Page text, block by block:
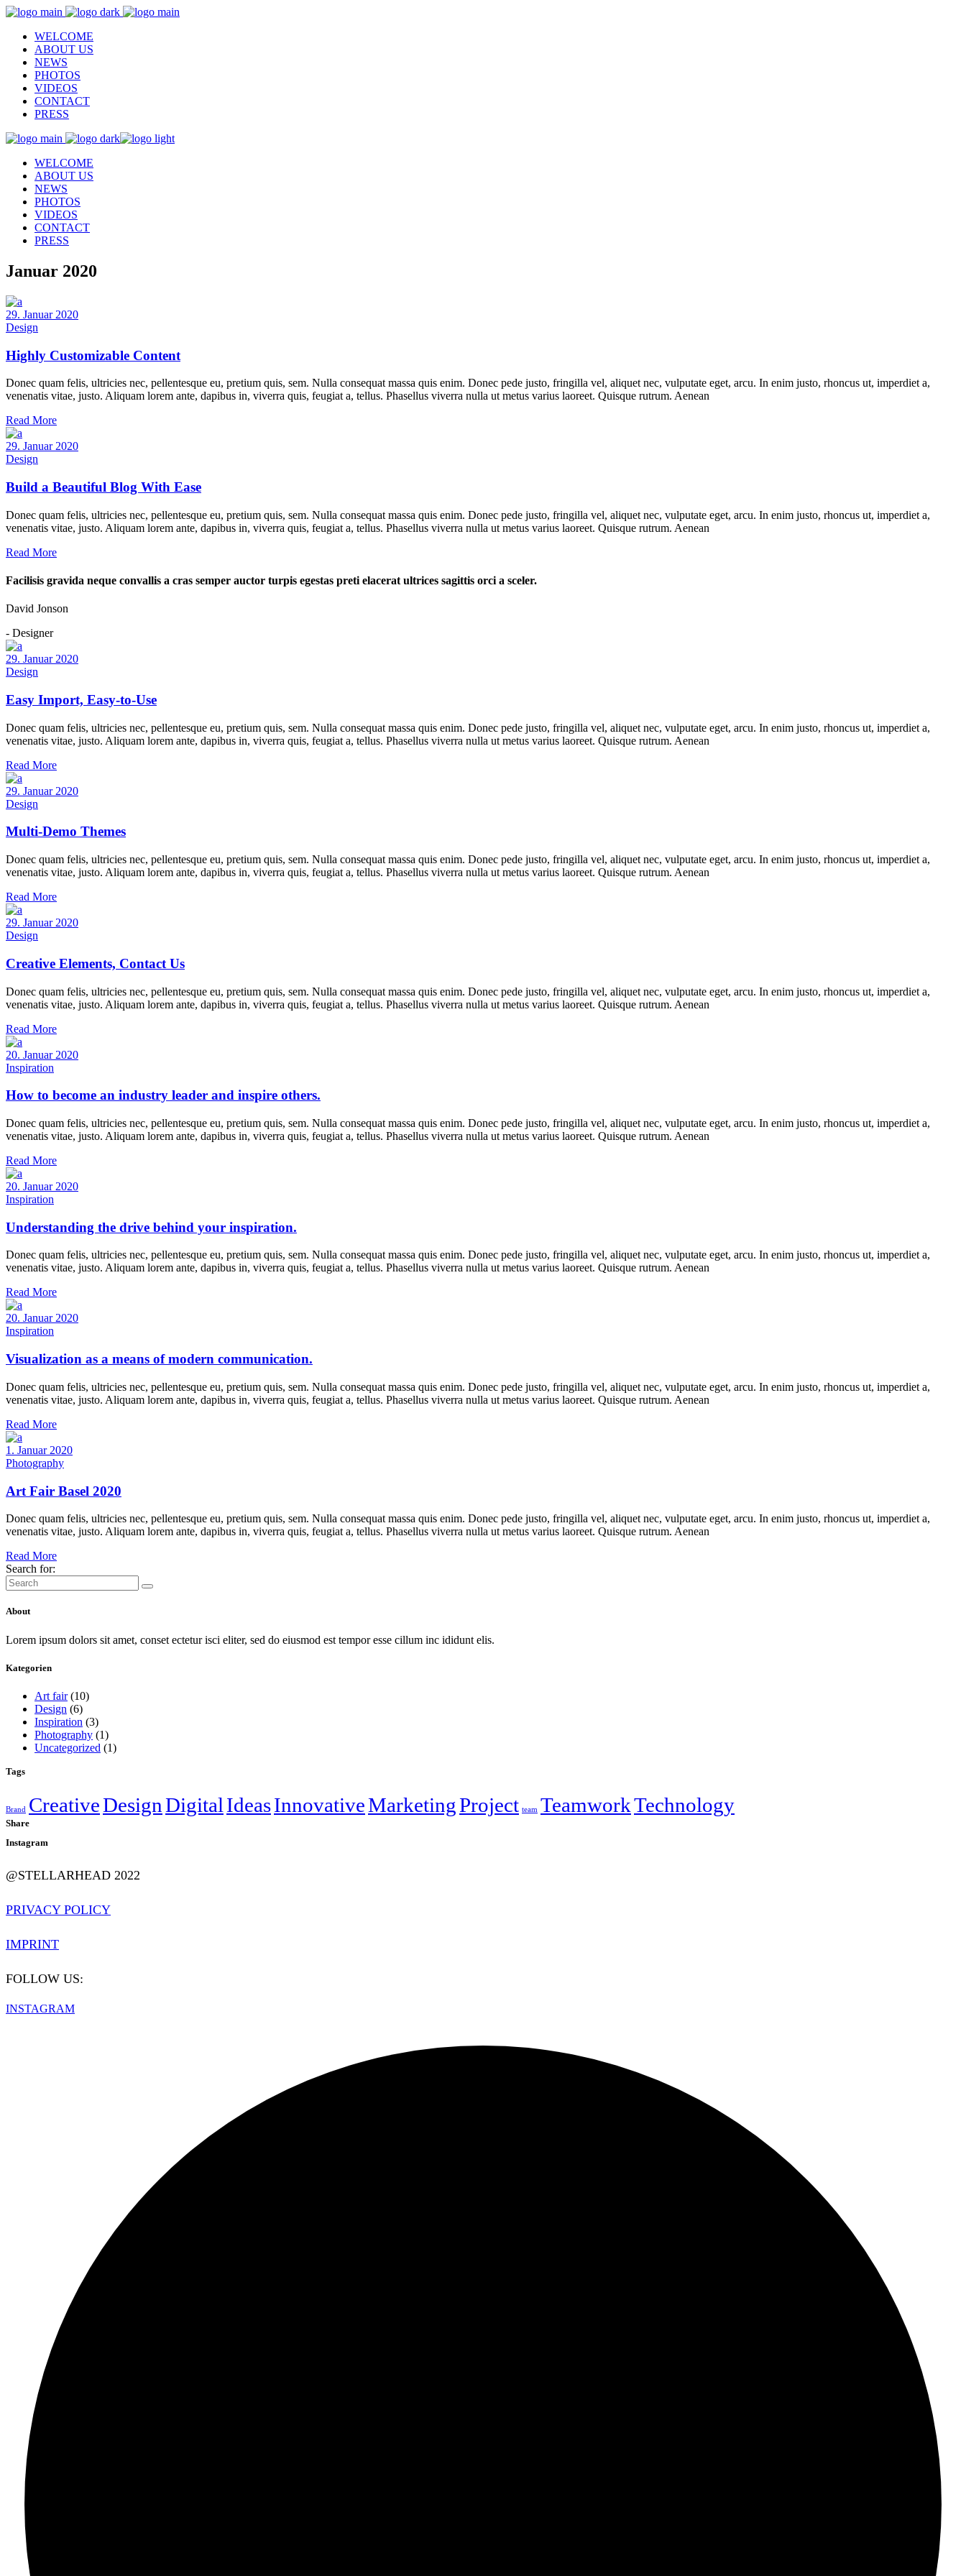
WELCOME
ABOUT US
NEWS
PHOTOS
VIDEOS
CONTACT
PRESS
WELCOME
ABOUT US
NEWS
PHOTOS
VIDEOS
CONTACT
PRESS
Januar 2020
29. Januar 2020
Design
Highly Customizable Content
Donec quam felis, ultricies nec, pellentesque eu, pretium quis, sem. Nulla consequat massa quis enim. Donec pede justo, fringilla vel, aliquet nec, vulputate eget, arcu. In enim justo, rhoncus ut, imperdiet a,
venenatis vitae, justo. Aliquam lorem ante, dapibus in, viverra quis, feugiat a, tellus. Phasellus viverra nulla ut metus varius laoreet. Quisque rutrum. Aenean
Read More
29. Januar 2020
Design
Build a Beautiful Blog With Ease
Donec quam felis, ultricies nec, pellentesque eu, pretium quis, sem. Nulla consequat massa quis enim. Donec pede justo, fringilla vel, aliquet nec, vulputate eget, arcu. In enim justo, rhoncus ut, imperdiet a,
venenatis vitae, justo. Aliquam lorem ante, dapibus in, viverra quis, feugiat a, tellus. Phasellus viverra nulla ut metus varius laoreet. Quisque rutrum. Aenean
Read More
Facilisis gravida neque convallis a cras semper auctor turpis egestas preti elacerat ultrices sagittis orci a sceler.
David Jonson
- Designer
29. Januar 2020
Design
Easy Import, Easy-to-Use
Donec quam felis, ultricies nec, pellentesque eu, pretium quis, sem. Nulla consequat massa quis enim. Donec pede justo, fringilla vel, aliquet nec, vulputate eget, arcu. In enim justo, rhoncus ut, imperdiet a,
venenatis vitae, justo. Aliquam lorem ante, dapibus in, viverra quis, feugiat a, tellus. Phasellus viverra nulla ut metus varius laoreet. Quisque rutrum. Aenean
Read More
29. Januar 2020
Design
Multi-Demo Themes
Donec quam felis, ultricies nec, pellentesque eu, pretium quis, sem. Nulla consequat massa quis enim. Donec pede justo, fringilla vel, aliquet nec, vulputate eget, arcu. In enim justo, rhoncus ut, imperdiet a,
venenatis vitae, justo. Aliquam lorem ante, dapibus in, viverra quis, feugiat a, tellus. Phasellus viverra nulla ut metus varius laoreet. Quisque rutrum. Aenean
Read More
29. Januar 2020
Design
Creative Elements, Contact Us
Donec quam felis, ultricies nec, pellentesque eu, pretium quis, sem. Nulla consequat massa quis enim. Donec pede justo, fringilla vel, aliquet nec, vulputate eget, arcu. In enim justo, rhoncus ut, imperdiet a,
venenatis vitae, justo. Aliquam lorem ante, dapibus in, viverra quis, feugiat a, tellus. Phasellus viverra nulla ut metus varius laoreet. Quisque rutrum. Aenean
Read More
20. Januar 2020
Inspiration
How to become an industry leader and inspire others.
Donec quam felis, ultricies nec, pellentesque eu, pretium quis, sem. Nulla consequat massa quis enim. Donec pede justo, fringilla vel, aliquet nec, vulputate eget, arcu. In enim justo, rhoncus ut, imperdiet a,
venenatis vitae, justo. Aliquam lorem ante, dapibus in, viverra quis, feugiat a, tellus. Phasellus viverra nulla ut metus varius laoreet. Quisque rutrum. Aenean
Read More
20. Januar 2020
Inspiration
Understanding the drive behind your inspiration.
Donec quam felis, ultricies nec, pellentesque eu, pretium quis, sem. Nulla consequat massa quis enim. Donec pede justo, fringilla vel, aliquet nec, vulputate eget, arcu. In enim justo, rhoncus ut, imperdiet a,
venenatis vitae, justo. Aliquam lorem ante, dapibus in, viverra quis, feugiat a, tellus. Phasellus viverra nulla ut metus varius laoreet. Quisque rutrum. Aenean
Read More
20. Januar 2020
Inspiration
Visualization as a means of modern communication.
Donec quam felis, ultricies nec, pellentesque eu, pretium quis, sem. Nulla consequat massa quis enim. Donec pede justo, fringilla vel, aliquet nec, vulputate eget, arcu. In enim justo, rhoncus ut, imperdiet a,
venenatis vitae, justo. Aliquam lorem ante, dapibus in, viverra quis, feugiat a, tellus. Phasellus viverra nulla ut metus varius laoreet. Quisque rutrum. Aenean
Read More
1. Januar 2020
Photography
Art Fair Basel 2020
Donec quam felis, ultricies nec, pellentesque eu, pretium quis, sem. Nulla consequat massa quis enim. Donec pede justo, fringilla vel, aliquet nec, vulputate eget, arcu. In enim justo, rhoncus ut, imperdiet a,
venenatis vitae, justo. Aliquam lorem ante, dapibus in, viverra quis, feugiat a, tellus. Phasellus viverra nulla ut metus varius laoreet. Quisque rutrum. Aenean
Read More
Search for:
About
Lorem ipsum dolors sit amet, conset ectetur isci eliter, sed do eiusmod est tempor esse cillum inc ididunt elis.
Kategorien
Art fair(10)
Design (6)
Inspiration (3)
Photography (1)
Uncategorized (1)
Tags
Brand CreativeDesignDigital IdeasInnovativeMarketingProject team TeamworkTechnology
Share
Instagram
@STELLARHEAD 2022
PRIVACY POLICY
IMPRINT
FOLLOW US:
INSTAGRAM